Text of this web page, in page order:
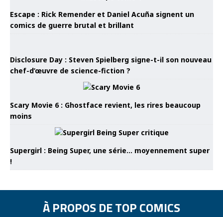
Escape : Rick Remender et Daniel Acuña signent un
comics de guerre brutal et brillant
Disclosure Day : Steven Spielberg signe-t-il son nouveau
chef-d’œuvre de science-fiction ?
Scary Movie 6 : Ghostface revient, les rires beaucoup
moins
Supergirl : Being Super, une série… moyennement super
!
À PROPOS DE TOP COMICS